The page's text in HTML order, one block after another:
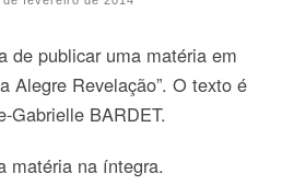
de publicar uma matéria em
Alegre Revelação”. O texto é
Gabrielle BARDET.
matéria na íntegra.